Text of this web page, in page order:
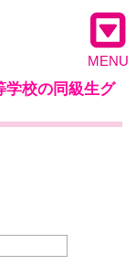
MENU
学校の同級生グ